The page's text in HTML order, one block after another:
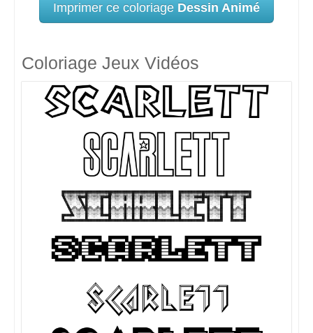
Imprimer ce coloriage Dessin Animé
Coloriage Jeux Vidéos